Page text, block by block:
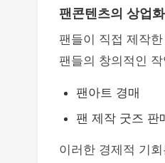
팬콘텐츠의 상업화
팬들이 직접 제작
팬들의 창의적인
팬아트 경매
팬 제작 굿즈 판
이러한 경제적 기